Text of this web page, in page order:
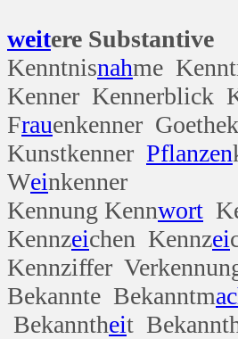
weitere Substantive
Kenntnisnahme
Kenner Kennerblick
Frauenkenner
Kunstkenner Pflanzen
Weinkenner
Kennung Kennwort
Kennzeichen Kennzei
Kennziffer
Bekannte Bekanntm
Bekanntheit